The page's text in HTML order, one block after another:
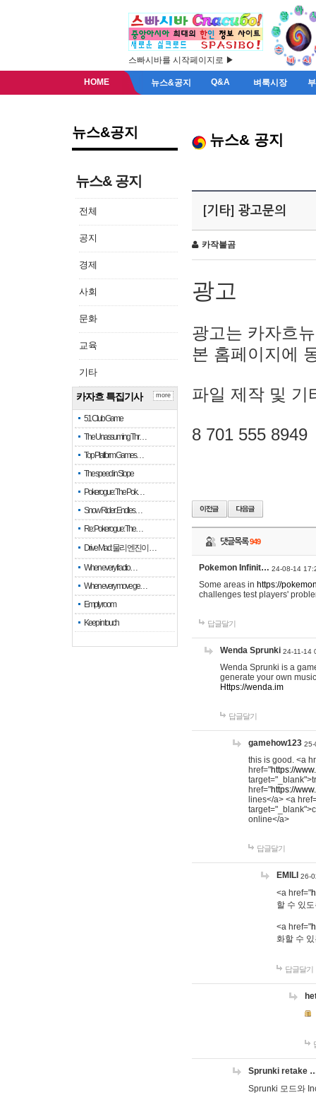
스빠시바를 시작페이지로 ▶
HOME 뉴스&공지 Q&A 벼룩시장
뉴스&공지
뉴스& 공지
전체
공지
경제
사회
문화
교육
기타
카자흐 특집기사
51 Club Game
The Unassuming Thr…
Top Platform Games…
The speed in Slope
Pokerogue: The Pok…
Snow Rider: Endles…
Re: Pokerogue: The…
Drive Mad: 물리 엔진이 …
When every fractio…
When every move ge…
Empty room
Keep in touch
more
뉴스& 공지
[기타] 광고문의
카작불곰
광고
광고는 카자흐
본 홈페이지에
파일 제작 및 기
8 701 555 8949
댓글목록949
Pokemon Infinit… 24-08-14
Some areas in https://
challenges test players'
답글달기
Wenda Sprunki 24-11-14
Wenda Sprunki is a
generate your own
Https://wenda.im
답글달기
gamehow123 25-
this is good. <a
href="https://
href="https://
lines</a> <a
online</a>
답글달기
EMILI 26-
<a href="
할 수 있
<a href="
화할 수
답글달기
Sprunki retake
Sprunki 모드와